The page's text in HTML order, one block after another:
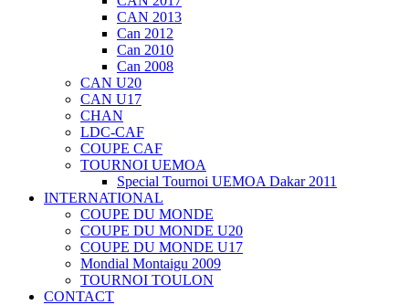
CAN 2013
Can 2012
Can 2010
Can 2008
CAN U20
CAN U17
CHAN
LDC-CAF
COUPE CAF
TOURNOI UEMOA
Special Tournoi UEMOA Dakar 2011
INTERNATIONAL
COUPE DU MONDE
COUPE DU MONDE U20
COUPE DU MONDE U17
Mondial Montaigu 2009
TOURNOI TOULON
CONTACT